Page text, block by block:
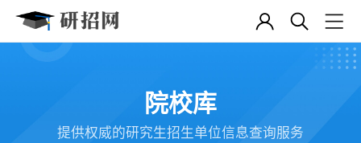
院校库
提供权威的研究生招生单位信息查询服务